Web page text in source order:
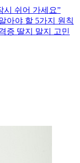
시 쉬어 가세요”
아야 할 5가지 원칙
증 딸지 말지 고민